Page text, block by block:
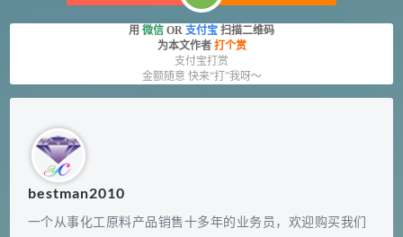
用 微信 OR 支付宝 扫描二维码
为本文作者 打个赏
支付宝打赏
金额随意 快来“打”我呀～
bestman2010
一个从事化工原料产品销售十多年的业务员，欢迎购买我们